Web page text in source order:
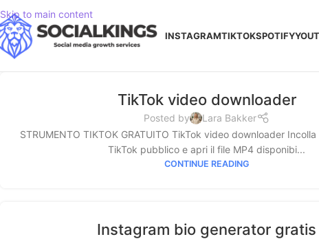
Skip to main content
INSTAGRAMTIKTOKSPOTIFY
TikTok video downloader
Posted by
Lara Bakker
STRUMENTO TIKTOK GRATUITO TikTok video downloader
TikTok pubblico e apri il file MP4 disponibi...
CONTINUE READING
Instagram bio generator gratis